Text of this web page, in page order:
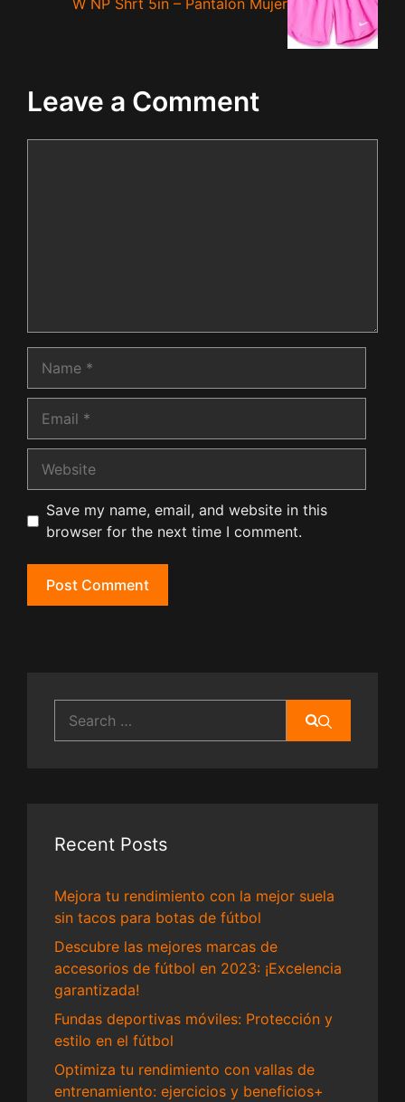
W NP Shrt 5in – Pantalón Mujer
Leave a Comment
Save my name, email, and website in this
browser for the next time I comment.
for:
Recent Posts
Mejora tu rendimiento con la mejor suela
sin tacos para botas de fútbol
Descubre las mejores marcas de
accesorios de fútbol en 2023: ¡Excelencia
garantizada!
Fundas deportivas móviles: Protección y
estilo en el fútbol
Optimiza tu rendimiento con vallas de
entrenamiento: ejercicios y beneficios+